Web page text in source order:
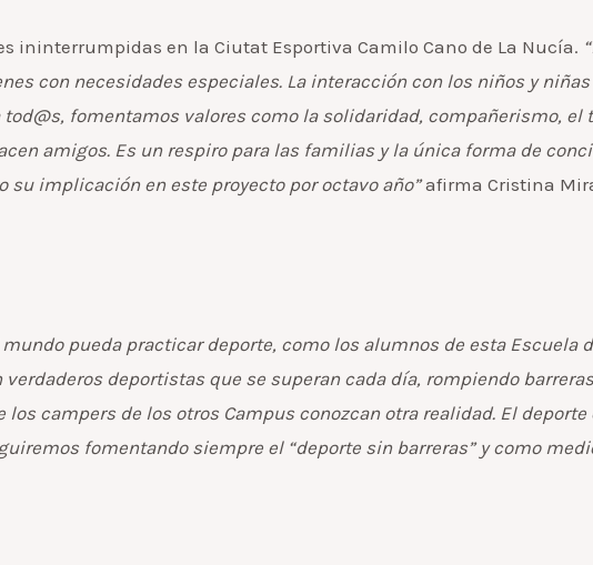
ininterrumpidas en la Ciutat Esportiva Camilo Cano de La Nucía.
con necesidades especiales. La interacción con los niños y
fomentamos valores como la solidaridad, compañerismo, el
amigos. Es un respiro para las familias y la única forma de
su implicación en este proyecto por octavo año”afirma Cristina
pueda practicar deporte, como los alumnos de esta Escuela
deportistas que se superan cada día, rompiendo
campers de los otros Campus conozcan otra realidad. El
fomentando siempre el “deporte sin barreras” y como